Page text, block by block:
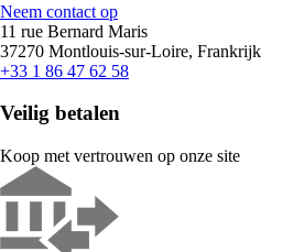
Neem contact op
11 rue Bernard Maris
37270 Montlouis-sur-Loire, Frankrijk
+33 1 86 47 62 58
Veilig betalen
Koop met vertrouwen op onze site